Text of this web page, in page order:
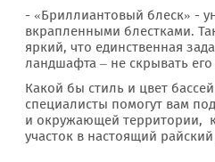
- «Бриллиантовый блеск» -
вкрапленными блестками.
яркий, что единственная
ландшафта – не скрывать его
Какой бы стиль и цвет
специалисты помогут вам
и окружающей территории,
участок в настоящий райский